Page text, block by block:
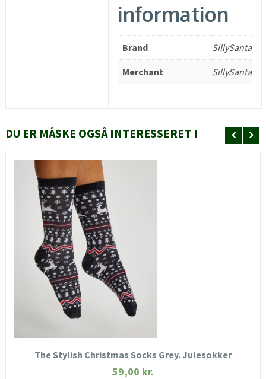
information
Brand SillySanta
Merchant SillySanta
DU ER MÅSKE OGSÅ INTERESSERET I
HURTIGT KIG
The Stylish Christmas Socks Grey. Julesokker
59,00 kr.